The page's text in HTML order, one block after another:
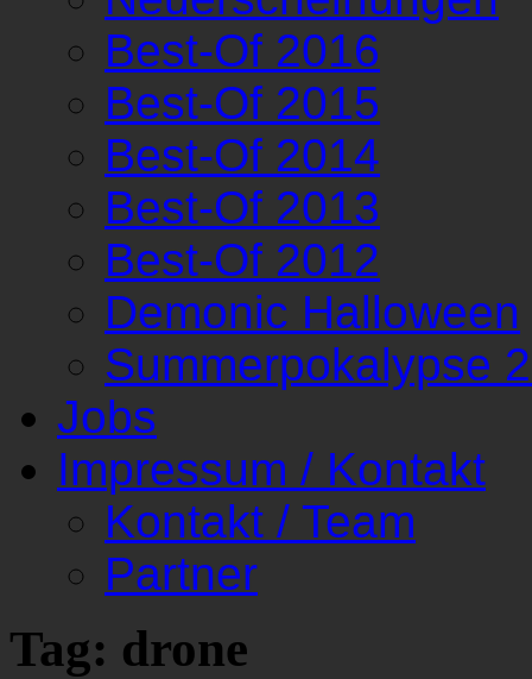
Best-Of 2016
Best-Of 2015
Best-Of 2014
Best-Of 2013
Best-Of 2012
Demonic Halloween
Summerpokalypse
Jobs
Impressum / Kontakt
Kontakt / Team
Partner
Tag: drone